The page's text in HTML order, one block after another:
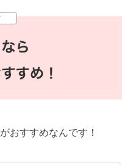
がおすすめなんです！